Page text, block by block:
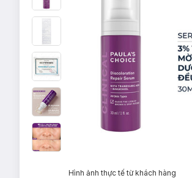
Hình ảnh thực tế từ khách hàng